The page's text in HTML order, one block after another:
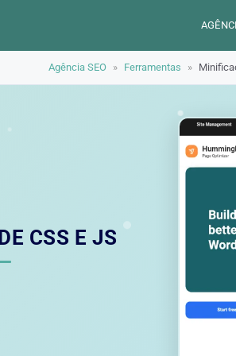
Agência SEO » Ferramentas »
CSS E JS